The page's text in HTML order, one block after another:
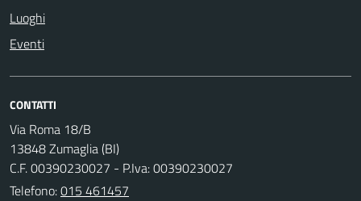
Luoghi
Eventi
CONTATTI
Via Roma 18/B
13848 Zumaglia (BI)
C.F. 00390230027 - P.Iva: 00390230027
Telefono:015 461457